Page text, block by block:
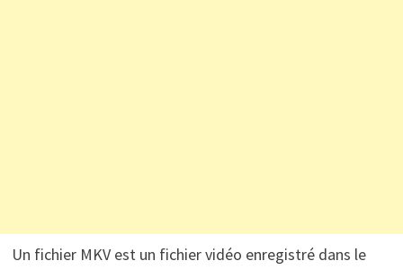
Un fichier MKV est un fichier vidéo enregistré dans le